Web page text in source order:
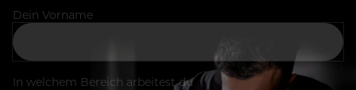
Dein Vorname
In welchem Bereich arbeitest du